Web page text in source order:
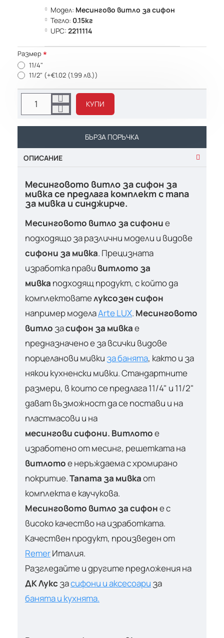
Модел: Месингово витло за сифон
Тегло: 0.15кг
UPC: 2211114
Размер
11/4"
11/2" (+€1.02 (1.99 лв.))
КУПИ
БЪРЗА ПОРЪЧКА
ОПИСАНИЕ
Месинговото витло за сифон за
мивка се предлага комплект с тапа
за мивка и синджирче.
Месинговото витло за сифоние
подходящо за различни модели и видове
сифони за мивка. Прецизната
изработка прави витлото за
мивка подходящ продукт, с който да
комплектователуксозен сифон
например моделаArte LUX. Месинговото
витло засифон за мивкае
предназначено е за всички видове
порцеланови мивки за банята, както и за
някои кухненски мивки. Стандартните
размери, в които се предлага 11/4" и 11/2"
дават възможност да се постави и на
пластмасови и на
месингови сифони. Витлотое
изработено от месинг, решетката на
витлотое неръждаема с хромирано
покритие.Тапата за мивкаот
комплекта е каучукова.
Месинговото витло за сифоне с
високо качество на изработката.
Качествен продукт, произведен от
RemerИталия.
Разгледайте и другите предложения на
ДК Лукс засифони и аксесоари за
банята и кухнята.